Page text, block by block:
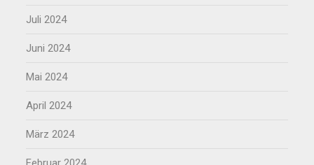
Juli 2024
Juni 2024
Mai 2024
April 2024
März 2024